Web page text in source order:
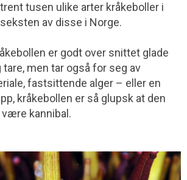
tusen ulike arter kråkeboller i
av disse i Norge.
er godt over snittet glade
tare, men tar også for seg av
fast­sittende alger – eller en
kråkebollen er så glupsk at den
kannibal.